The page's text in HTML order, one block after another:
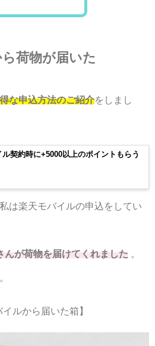
荷物が届いた
な申込方法のご紹介をしまし
ル契約時に+5000以上のポイントもらう
は楽天モバイルの申込をしてい
んが荷物を届けてくれました
イルから届いた箱】